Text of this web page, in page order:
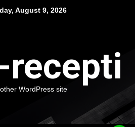
August 9, 2026
WordPress site